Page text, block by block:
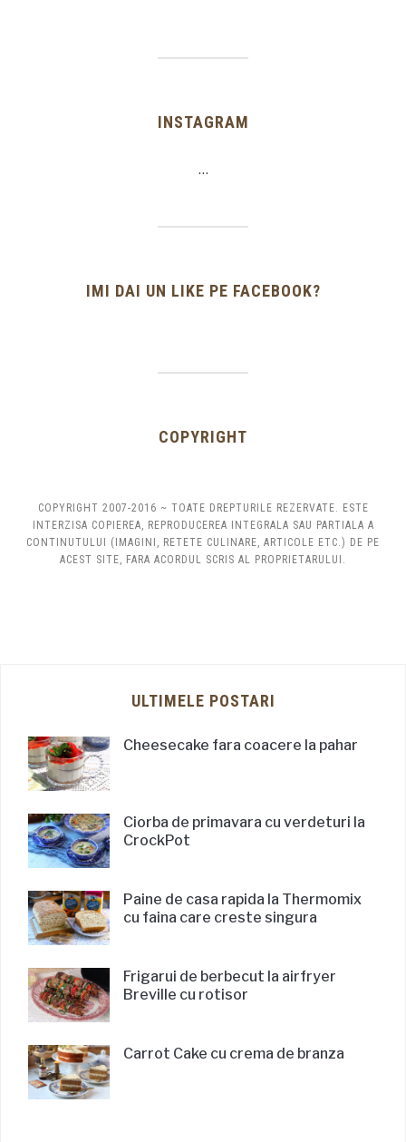
INSTAGRAM
…
IMI DAI UN LIKE PE FACEBOOK?
COPYRIGHT
COPYRIGHT 2007-2016 ~ TOATE DREPTURILE REZERVATE. ESTE
INTERZISA COPIEREA, REPRODUCEREA INTEGRALA SAU PARTIALA A
CONTINUTULUI (IMAGINI, RETETE CULINARE, ARTICOLE ETC.) DE PE
ACEST SITE, FARA ACORDUL SCRIS AL PROPRIETARULUI.
ULTIMELE POSTARI
Cheesecake fara coacere la pahar
Ciorba de primavara cu verdeturi la
CrockPot
Paine de casa rapida la Thermomix
cu faina care creste singura
Frigarui de berbecut la airfryer
Breville cu rotisor
Carrot Cake cu crema de branza